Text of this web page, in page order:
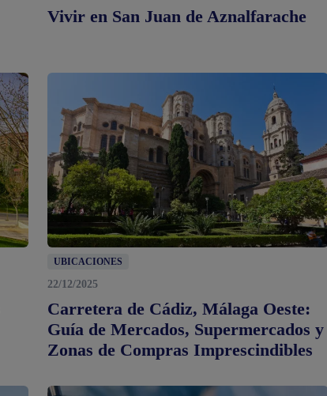
Vivir en San Juan de Aznalfarache
UBICACIONES
22/12/2025
Carretera de Cádiz, Málaga Oeste:
Guía de Mercados, Supermercados y
Zonas de Compras Imprescindibles